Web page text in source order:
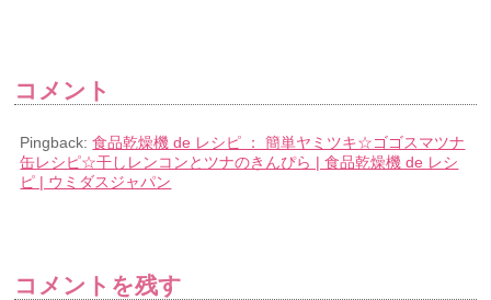
コメント
Pingback:食品乾燥機 de レシピ ： 簡単ヤミツキ☆ゴゴスマツナ
缶レシピ☆干しレンコンとツナのきんぴら | 食品乾燥機 de レシ
ピ | ウミダスジャパン
コメントを残す